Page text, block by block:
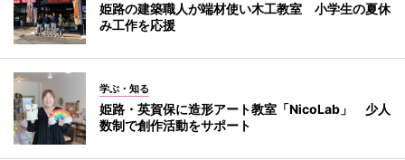
姫路の建築職人が端材使い木工教室 小学生の夏休
み工作を応援
学ぶ・知る
姫路・英賀保に造形アート教室「NicoLab」 少人
数制で創作活動をサポート